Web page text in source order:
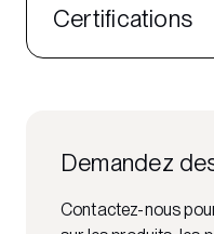
Certifications
Demandez
Contactez-nous